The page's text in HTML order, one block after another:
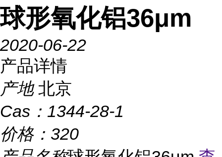
球形氧化铝36μm
2020-06-22
产品详情
产地 北京
Cas： 1344-28-1
价格： 320